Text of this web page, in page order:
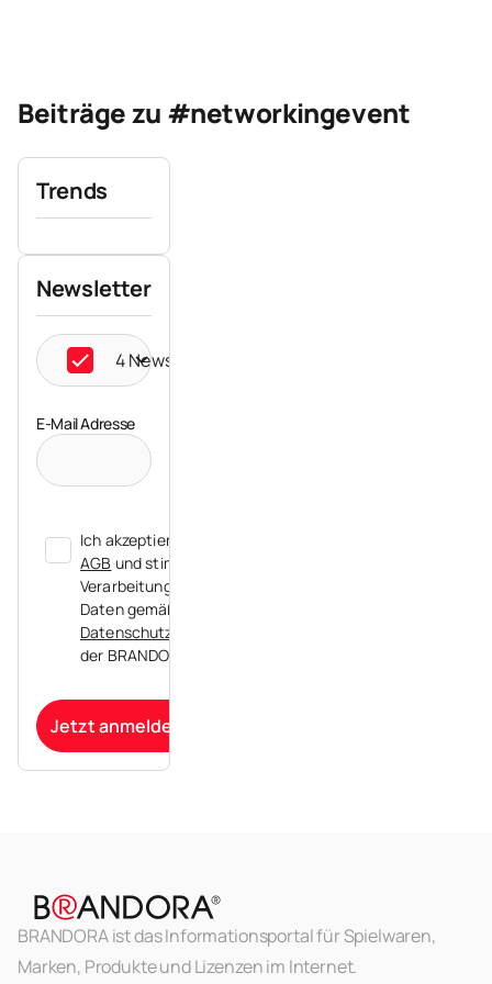
Beiträge zu #networkingevent
Trends
Newsletter
4 Newsletter ausgewählt
E-Mail Adresse
Ich akzeptiere die
AGB und stimme der
Verarbeitung meiner
Daten gemäß der
Datenschutzerklärung
der BRANDORA zu.
Jetzt anmelden
BRANDORA ist das Informationsportal für Spielwaren,
Marken, Produkte und Lizenzen im Internet.